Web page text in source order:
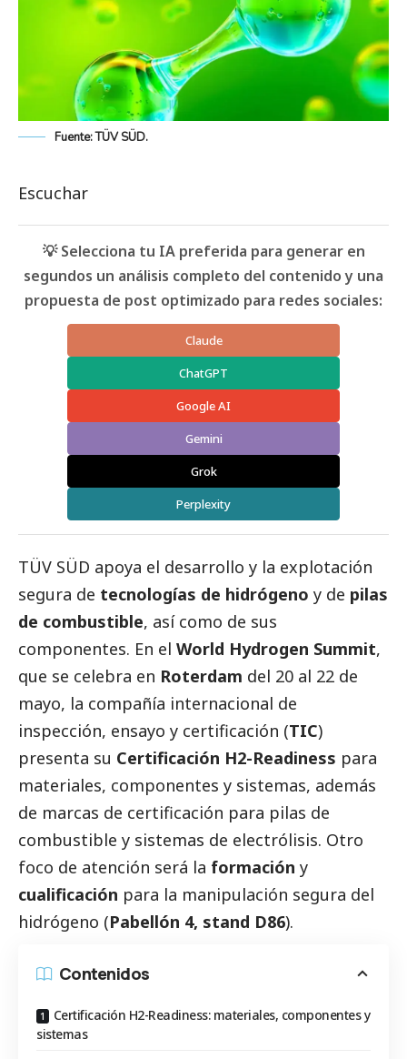
Fuente: TÜV SÜD.
Escuchar
💡 Selecciona tu IA preferida para generar en
segundos un análisis completo del contenido y una
propuesta de post optimizado para redes sociales:
Claude
ChatGPT
Google AI
Gemini
Grok
Perplexity
TÜV SÜD apoya el desarrollo y la explotación
segura de tecnologías de hidrógeno y de pilas
de combustible, así como de sus
componentes. En el World Hydrogen Summit,
que se celebra en Roterdam del 20 al 22 de
mayo, la compañía internacional de
inspección, ensayo y certificación (TIC)
presenta su Certificación H2-Readiness para
materiales, componentes y sistemas, además
de marcas de certificación para pilas de
combustible y sistemas de electrólisis. Otro
foco de atención será la formación y
cualificación para la manipulación segura del
hidrógeno (Pabellón 4, stand D86).
Contenidos
Certificación H2-Readiness: materiales, componentes y
sistemas